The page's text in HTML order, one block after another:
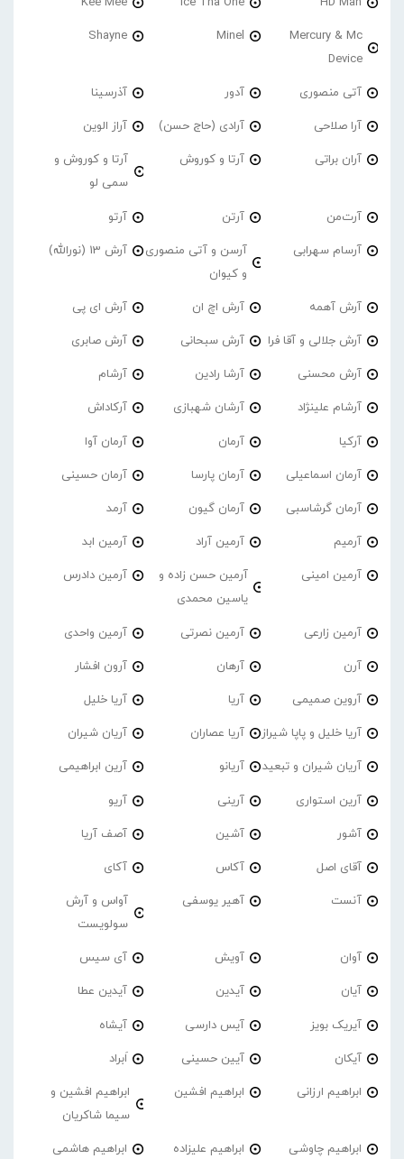
Mercury & Mc
Device
Minel
Shayne
آتی منصوری آدور آذرسینا
آرا صلاحی آرادی (حاج حسن) آراز الوین
آران براتی آرتا و کوروش
آرتا و کوروش و
سمی لو
آرت‌من آرتن آرتو
آرسام سهرابی
آرسن و آتی منصوری
و کیوان
آرش 13 (نورالله)
آرش آهمه آرش اچ ان آرش ای پی
آرش جلالی و آقا فرا آرش سبحانی آرش صابری
آرش محسنی آرشا رادین آرشام
آرشام علینژاد آرشان شهبازی آرکاداش
آرکیا آرمان آرمان آوا
آرمان اسماعیلی آرمان پارسا آرمان حسینی
آرمان گرشاسبی آرمان گیون آرمد
آرمیم آرمین آراد آرمین ابد
آرمین امینی
آرمین حسن زاده و
یاسین محمدی
آرمین دادرس
آرمین زارعی آرمین نصرتی آرمین واحدی
آرن آرهان آرون افشار
آروین صمیمی آریا آریا خلیل
آریا خلیل و پاپا شیراز آریا عصاران آریان شیران
آریان شیران و تبعید آریانو آرین ابراهیمی
آرین استواری آرینی آریو
آشور آشین آصف آریا
آقای اصل آکاس آکای
آنست آهیر یوسفی
آواس و آرش
سولویست
آوان آویش آی سیس
آیان آیدین آیدین عطا
آیریک بویز آیس دارسی آیشاه
آیکان آیین حسینی اَبراد
ابراهیم ارزانی ابراهیم افشین
ابراهیم افشین و
سیما شاکریان
ابراهیم چاوشی ابراهیم علیزاده ابراهیم هاشمی